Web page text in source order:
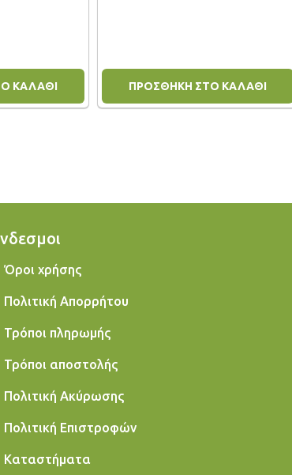
ΠΡΟΣΘΗΚΗ ΣΤΟ ΚΑΛΑΘΙ
Όροι χρήσης
Πολιτική Απορρήτου
Τρόποι πληρωμής
Τρόποι αποστολής
Πολιτική Ακύρωσης
Πολιτική Επιστροφών
Καταστήματα